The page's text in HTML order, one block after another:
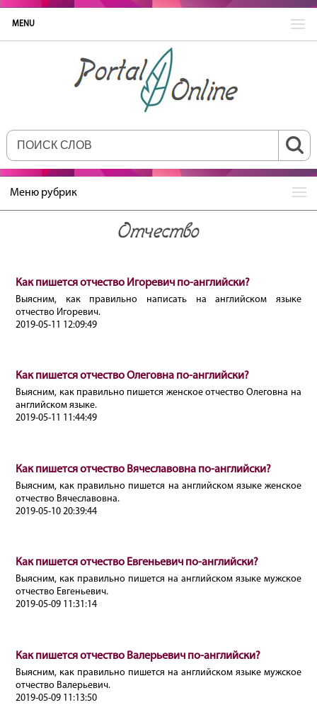
MENU
Меню рубрик
Отчество
Как пишется отчество Игоревич по-английски?
Выясним, как правильно написать на английском языке
отчество Игоревич.
2019-05-11 12:09:49
Как пишется отчество Олеговна по-английски?
Выясним, как правильно пишется женское отчество Олеговна на
английском языке.
2019-05-11 11:44:49
Как пишется отчество Вячеславовна по-английски?
Выясним, как правильно пишется на английском языке женское
отчество Вячеславовна.
2019-05-10 20:39:44
Как пишется отчество Евгеньевич по-английски?
Выясним, как правильно пишется на английском языке мужское
отчество Евгеньевич.
2019-05-09 11:31:14
Как пишется отчество Валерьевич по-английски?
Выясним, как правильно пишется на английском языке мужское
отчество Валерьевич.
2019-05-09 11:13:50